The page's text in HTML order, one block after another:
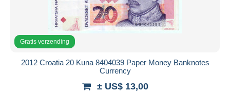
Gratis verzending
2012 Croatia 20 Kuna 8404039 Paper Money Banknotes
Currency
± US$ 13,00